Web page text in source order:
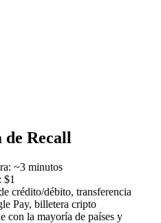
metales preciosos y materias
de Recall
: ~3 minutos
: $1
crédito/débito, transferencia
Pay, billetera cripto
con la mayoría de países y